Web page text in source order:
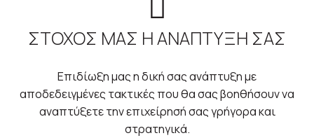
ΣΤΟΧΟΣ ΜΑΣ Η ΑΝΑΠΤΥΞΗ ΣΑΣ
Επιδίωξη μας η δική σας ανάπτυξη με
αποδεδειγμένες τακτικές που θα σας βοηθήσουν να
αναπτύξετε την επιχείρησή σας γρήγορα και
στρατηγικά.